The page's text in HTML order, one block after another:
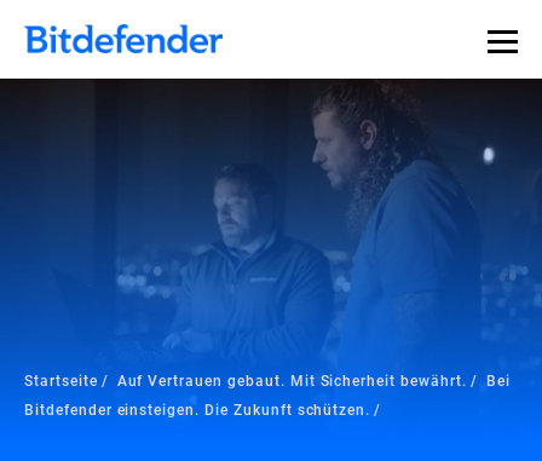
Startseite Auf Vertrauen gebaut. Mit Sicherheit bewährt.
Bei
Bitdefender einsteigen. Die Zukunft schützen.